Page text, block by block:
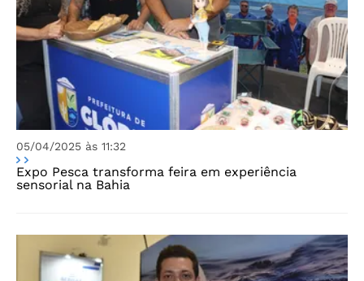
05/04/2025 às 11:32
Expo Pesca transforma feira em experiência
sensorial na Bahia